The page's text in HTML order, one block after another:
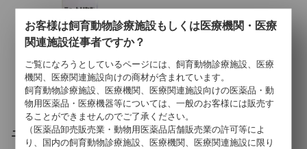
ニュートリカル
お客様は飼育動物診療施設もしくは医療機関・医療
関連施設従事者ですか？
ご覧になろうとしているページには、飼育動物診療施設、医療
機関、医療関連施設向けの商材が含まれています。
飼育動物診療施設、医療機関、医療関連施設向けの医薬品・動
物用医薬品・医療機器等については、一般のお客様には販売す
ることができませんのでご了承ください。
（医薬品卸売販売業・動物用医薬品店舗販売業の許可等によ
り、国内の飼育動物診療施設、医療機関、医療関連施設に限り